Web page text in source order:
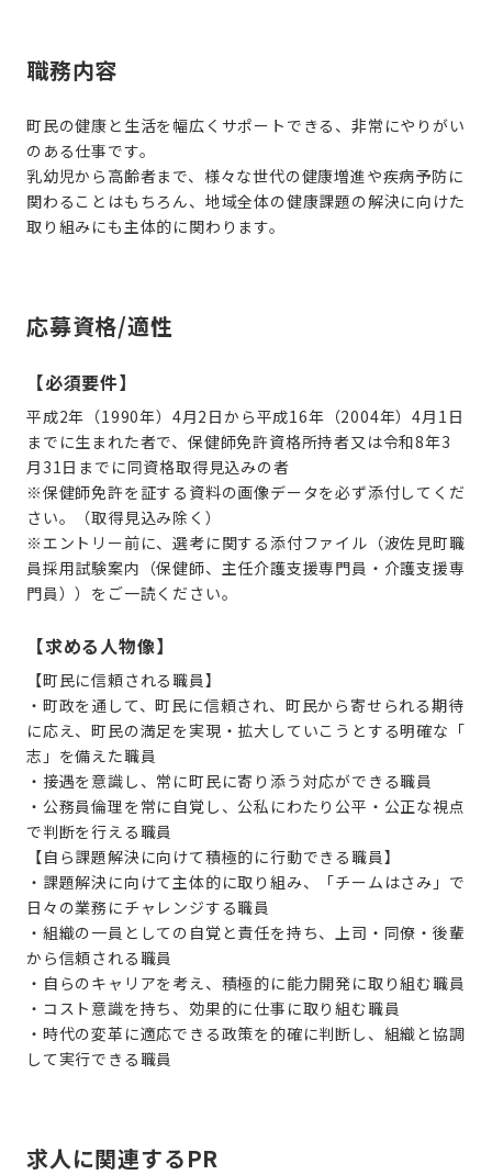
職務内容
町民の健康と生活を幅広くサポートできる、非常にやりがい
のある仕事です。
乳幼児から高齢者まで、様々な世代の健康増進や疾病予防に
関わることはもちろん、地域全体の健康課題の解決に向けた
取り組みにも主体的に関わります。
応募資格/適性
【必須要件】
平成2年（1990年）4月2日から平成16年（2004年）4月1日
までに生まれた者で、保健師免許資格所持者又は令和8年3
月31日までに同資格取得見込みの者
※保健師免許を証する資料の画像データを必ず添付してくだ
さい。（取得見込み除く）
※エントリー前に、選考に関する添付ファイル（波佐見町職
員採用試験案内（保健師、主任介護支援専門員・介護支援専
門員））をご一読ください。
【求める人物像】
【町民に信頼される職員】
・町政を通して、町民に信頼され、町民から寄せられる期待
に応え、町民の満足を実現・拡大していこうとする明確な「
志」を備えた職員
・接遇を意識し、常に町民に寄り添う対応ができる職員
・公務員倫理を常に自覚し、公私にわたり公平・公正な視点
で判断を行える職員
【自ら課題解決に向けて積極的に行動できる職員】
・課題解決に向けて主体的に取り組み、「チームはさみ」で
日々の業務にチャレンジする職員
・組織の一員としての自覚と責任を持ち、上司・同僚・後輩
から信頼される職員
・自らのキャリアを考え、積極的に能力開発に取り組む職員
・コスト意識を持ち、効果的に仕事に取り組む職員
・時代の変革に適応できる政策を的確に判断し、組織と協調
して実行できる職員
求人に関連するPR